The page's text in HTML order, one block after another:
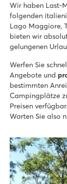
★ ★ ★
Schöner Pool
Perfekte Lage
La Rocca Manerba
La Rocca Manerba
Italien - Norditalien
★ ★ ★
Schönes
Zelte auf
Der Ort
hu I Pini village
Wir haben Last-
folgenden
Lago Maggiore,
bieten wir
gelungenen
Werfen Sie
Angebote und
bestimmten
Campingplätze
Preisen verfügbar.
Warten Sie also